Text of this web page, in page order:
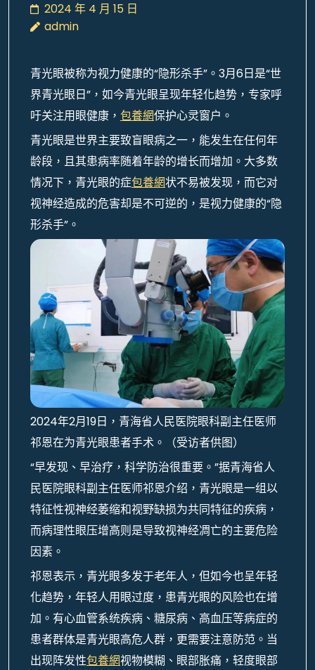
2024 年 4 月 15 日
admin
青光眼被称为视力健康的“隐形杀手”。3月6日是“世
界青光眼日”，如今青光眼呈现年轻化趋势，专家呼
吁关注用眼健康， 包養網保护心灵窗户。
青光眼是世界主要致盲眼病之一，能发生在任何年
龄段，且其患病率随着年龄的增长而增加。大多数
情况下，青光眼的症包養網状不易被发现，而它对
视神经造成的危害却是不可逆的，是视力健康的“隐
形杀手”。
2024年2月19日，青海省人民医院眼科副主任医师
祁恩在为青光眼患者手术。（受访者供图）
“早发现、早治疗，科学防治很重要。”据青海省人
民医院眼科副主任医师祁恩介绍，青光眼是一组以
特征性视神经萎缩和视野缺损为共同特征的疾病，
而病理性眼压增高则是导致视神经凋亡的主要危险
因素。
祁恩表示，青光眼多发于老年人，但如今也呈年轻
化趋势，年轻人用眼过度，患青光眼的风险也在增
加。有心血管系统疾病、糖尿病、高血压等病症的
患者群体是青光眼高危人群，更需要注意防范。当
出现阵发性包養網视物模糊、眼部胀痛，轻度眼部